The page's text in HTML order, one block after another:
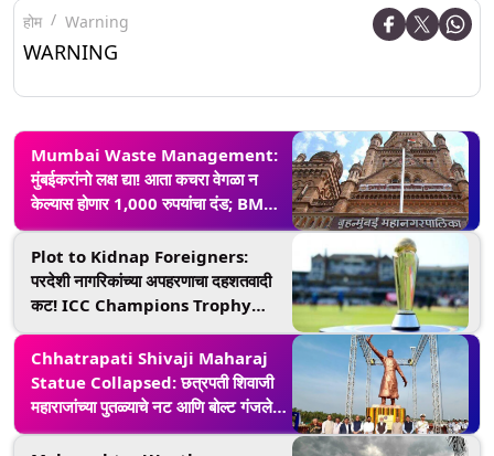
होम Warning
WARNING
Mumbai Waste Management:
मुंबईकरांनो लक्ष द्या! आता कचरा वेगळा न
केल्यास होणार 1,000 रुपयांचा दंड; BMC
ने दिला इशारा, सांगितल्या वर्गीकरणाच्या चार
श्रेणी
Plot to Kidnap Foreigners:
परदेशी नागरिकांच्या अपहरणाचा दहशतवादी
कट! ICC Champions Trophy
दरम्यान पाकिस्तानी गुप्तचर यंत्रणांनी दिला
मोठा इशारा
Chhatrapati Shivaji Maharaj
Statue Collapsed: छत्रपती शिवाजी
महाराजांच्या पुतळ्याचे नट आणि बोल्ट गंजले
होते; PWD ने दिलेल्या इशाऱ्याकडे केले